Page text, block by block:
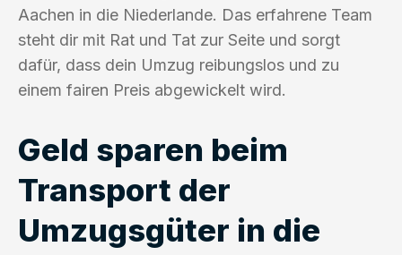
Aachen in die Niederlande. Das erfahrene Team
steht dir mit Rat und Tat zur Seite und sorgt
dafür, dass dein Umzug reibungslos und zu
einem fairen Preis abgewickelt wird.
Geld sparen beim
Transport der
Umzugsgüter in die